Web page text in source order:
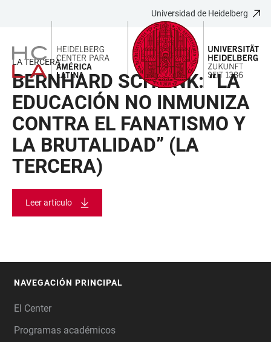
LINKS
MAIN
CONTENT
NAVIGATION
FORM
Universidad de Heidelberg
LA TERCERA
BERNHARD SCHLINK: “LA
EDUCACIÓN NO INMUNIZA
CONTRA EL FANATISMO Y
LA BRUTALIDAD” (LA
TERCERA)
Leer artículo
NAVEGACIÓN PRINCIPAL
El Center
Programas académicos